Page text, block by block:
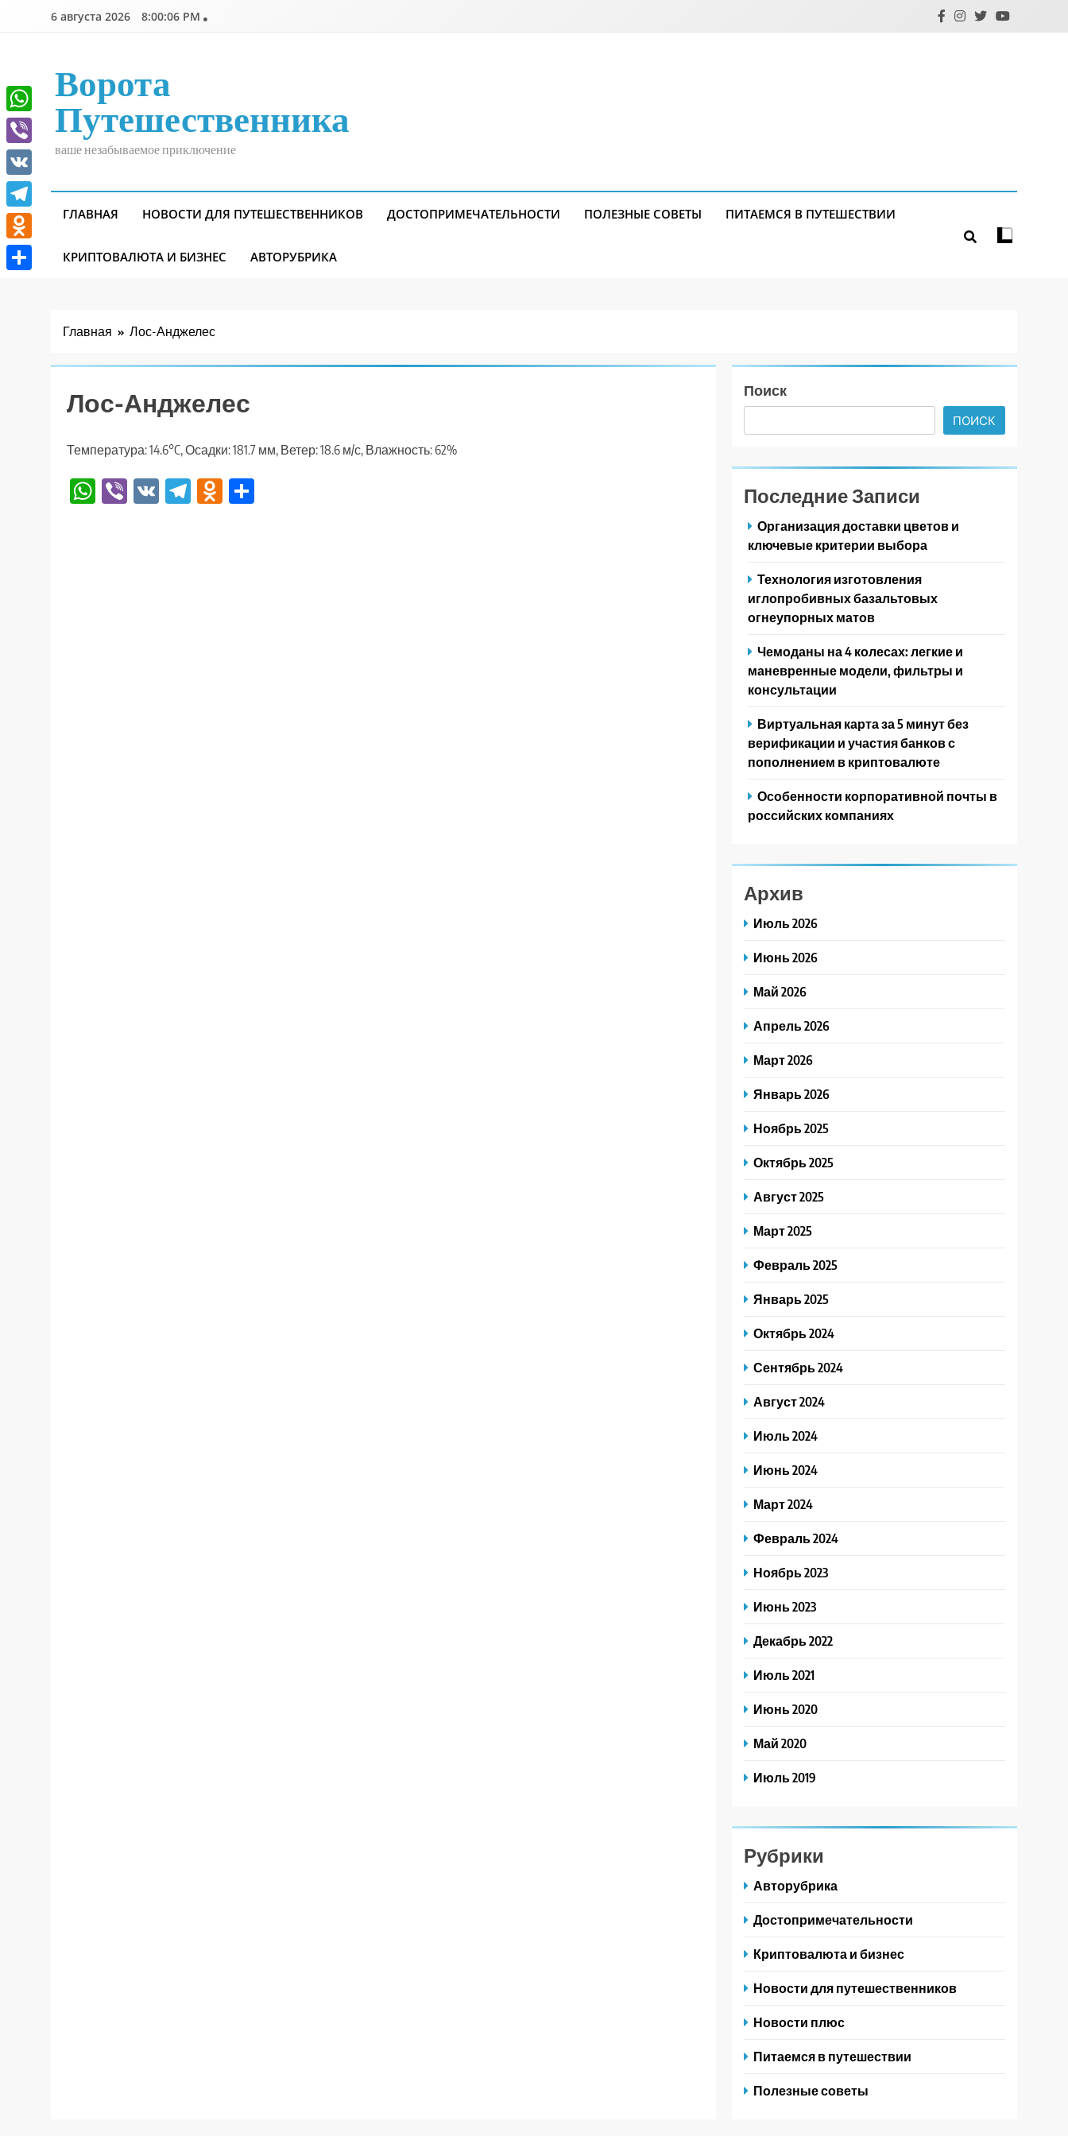
6 августа 2026 8:00:07 PM
Ворота
Путешественника
ваше незабываемое приключение
ГЛАВНАЯ НОВОСТИ ДЛЯ ПУТЕШЕСТВЕННИКОВ ДОСТОПРИМЕЧАТЕЛЬНОСТИ ПОЛЕЗНЫЕ СОВЕТЫ ПИТАЕМСЯ В ПУТЕШЕСТВИИ
КРИПТОВАЛЮТА И БИЗНЕС АВТОРУБРИКА
Главная Лос-Анджелес
Лос-Анджелес
Температура: 14.6°C, Осадки: 181.7 мм, Ветер: 18.6 м/с, Влажность: 62%
WhatsApp
Viber
VK TelegramOdnoklassniki
Поиск
ПОИСК
Последние Записи
Организация доставки цветов и
ключевые критерии выбора
Технология изготовления
иглопробивных базальтовых
огнеупорных матов
Чемоданы на 4 колесах: легкие и
маневренные модели, фильтры и
консультации
Виртуальная карта за 5 минут без
верификации и участия банков с
пополнением в криптовалюте
Особенности корпоративной почты в
российских компаниях
Архив
Июль 2026
Июнь 2026
Май 2026
Апрель 2026
Март 2026
Январь 2026
Ноябрь 2025
Октябрь 2025
Август 2025
Март 2025
Февраль 2025
Январь 2025
Октябрь 2024
Сентябрь 2024
Август 2024
Июль 2024
Июнь 2024
Март 2024
Февраль 2024
Ноябрь 2023
Июнь 2023
Декабрь 2022
Июль 2021
Июнь 2020
Май 2020
Июль 2019
Рубрики
Авторубрика
Достопримечательности
Криптовалюта и бизнес
Новости для путешественников
Новости плюс
Питаемся в путешествии
Полезные советы
WhatsApp
Viber
VK
Telegram
Odnoklassniki